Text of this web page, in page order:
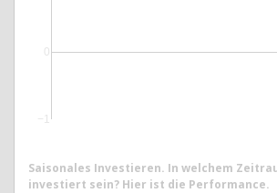
−1
0
Saisonales Investieren. In welchem
investiert sein? Hier ist die Performance.